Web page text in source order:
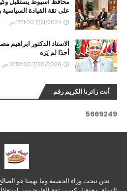
محافظ أسيوط يستقبل وكيل
على ثقة القيادة السياسية
7/21/2024 12:11:00 ص
الاستاذ الدكتور
أحدًا لم يَرَه
7/30/2026 10:52:00 ص
أنت زائرنا الكريم رقم
5669249
نحن نبحث وراء الحقيقة وما يهمنا هو